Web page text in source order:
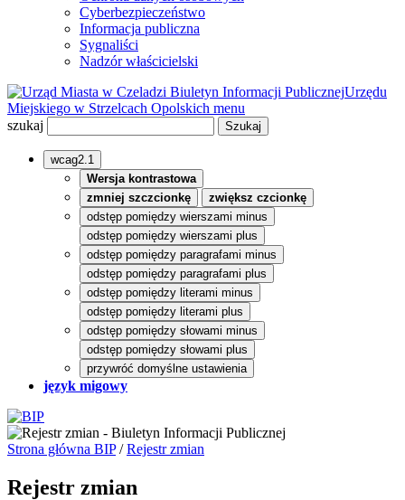
Cyberbezpieczeństwo
Informacja publiczna
Sygnaliści
Nadzór właścicielski
Biuletyn Informacji PublicznejUrzędu
Miejskiego w Strzelcach Opolskich menu
szukaj
wcag2.1
Wersja kontrastowa
zmniej szczcionkę
zwiększ czcionkę
odstęp pomiędzy wierszami minus
odstęp pomiędzy wierszami plus
odstęp pomiędzy paragrafami minus
odstęp pomiędzy paragrafami plus
odstęp pomiędzy literami minus
odstęp pomiędzy literami plus
odstęp pomiędzy słowami minus
odstęp pomiędzy słowami plus
przywróć domyślne ustawienia
język migowy
Strona główna BIP/Rejestr zmian
Rejestr zmian